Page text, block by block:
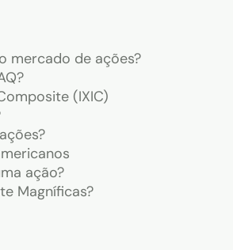
mercado de ações?
(IXIC)
ação?
Magníficas?